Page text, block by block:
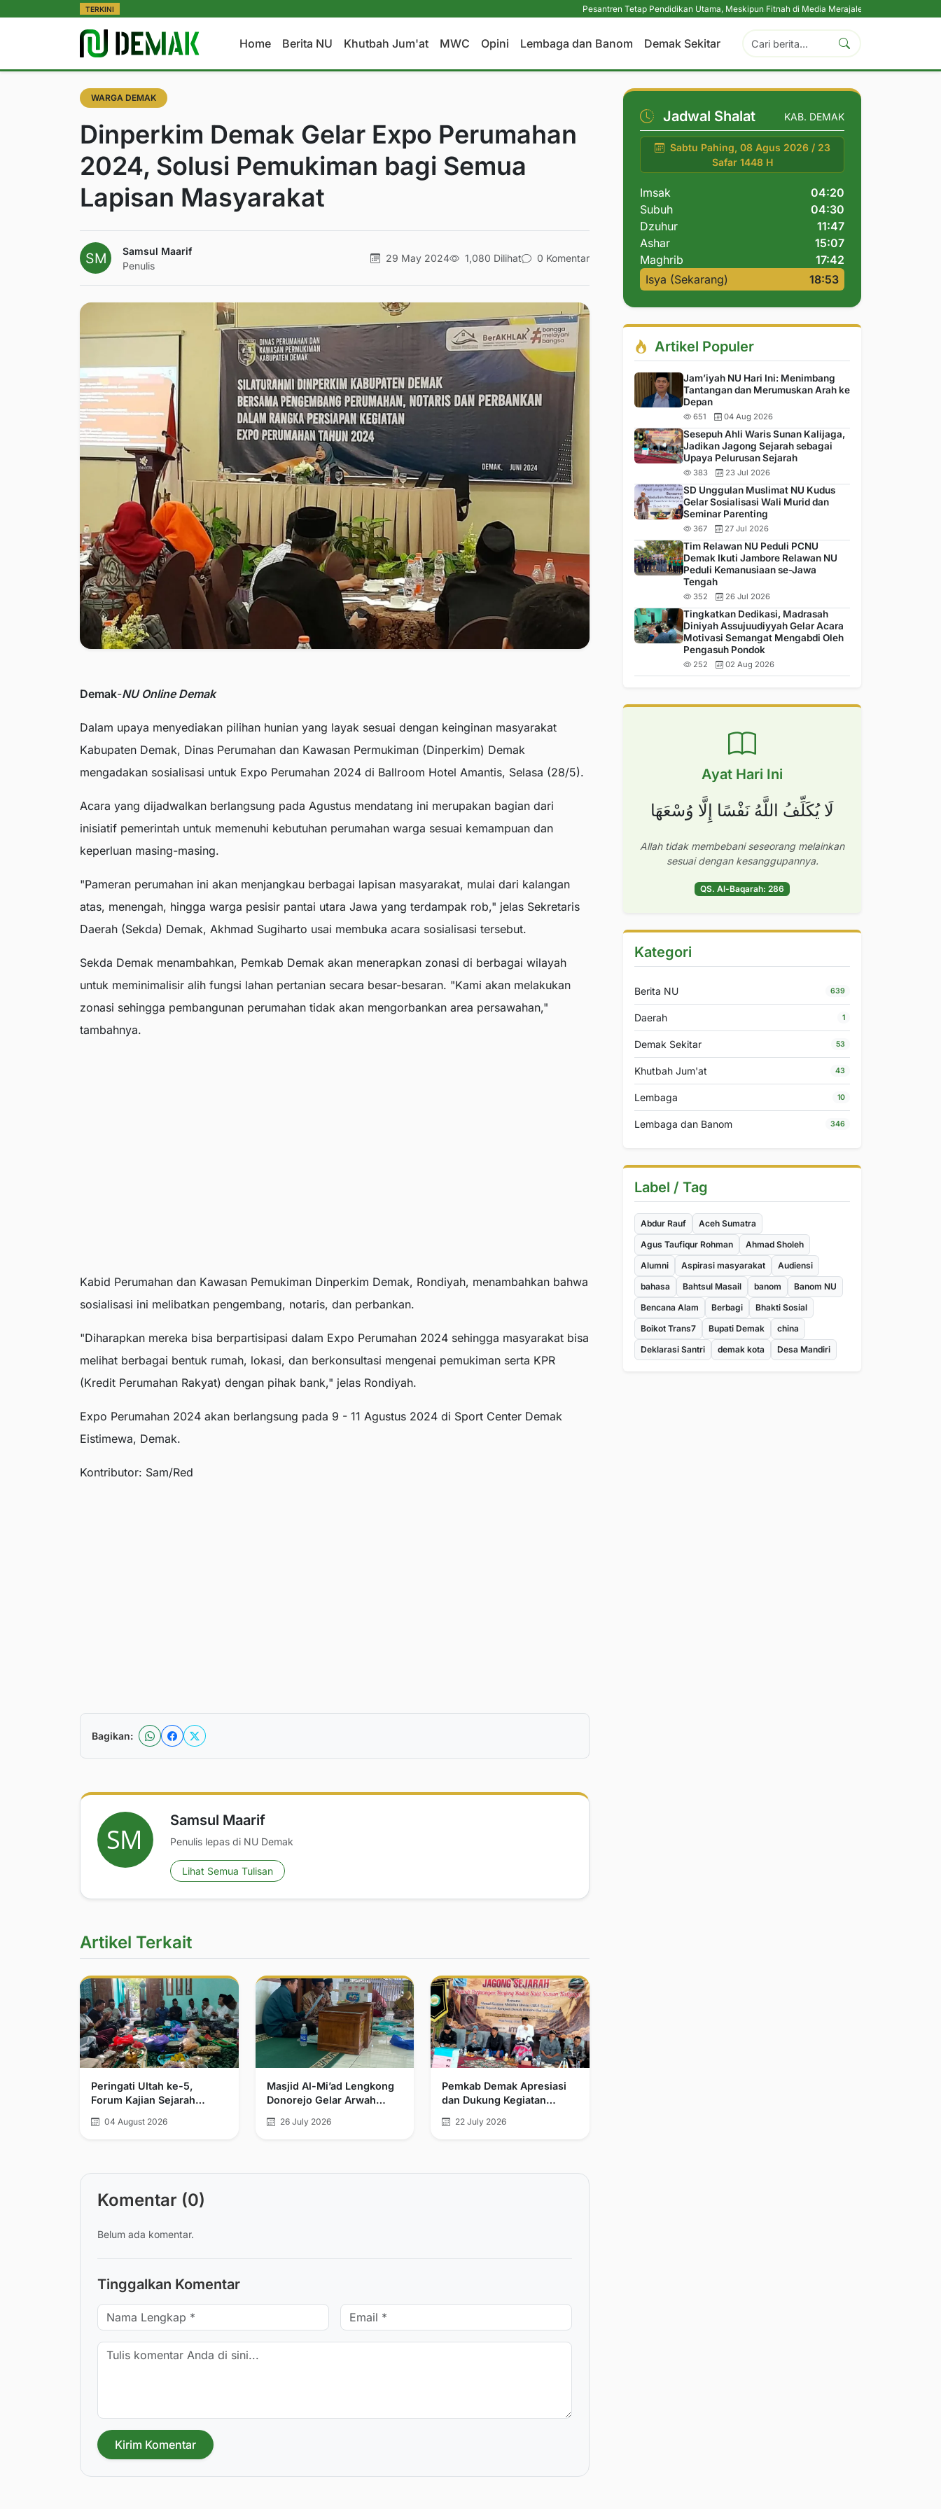
TERKINI Pesantren Tetap Pendidikan Utama, Meskipun Fitnah di Media Merajalela | Perkuat Komitmen
Home Berita NU Khutbah Jum'at MWC Opini Lembaga dan Banom Demak Sekitar
WARGA DEMAK
Dinperkim Demak Gelar Expo Perumahan
2024, Solusi Pemukiman bagi Semua
Lapisan Masyarakat
Samsul Maarif
Penulis
29 May 2024 1,080 Dilihat 0 Komentar
Demak-NU Online Demak
Dalam upaya menyediakan pilihan hunian yang layak sesuai dengan keinginan masyarakat
Kabupaten Demak, Dinas Perumahan dan Kawasan Permukiman (Dinperkim) Demak
mengadakan sosialisasi untuk Expo Perumahan 2024 di Ballroom Hotel Amantis, Selasa (28/5).
Acara yang dijadwalkan berlangsung pada Agustus mendatang ini merupakan bagian dari
inisiatif pemerintah untuk memenuhi kebutuhan perumahan warga sesuai kemampuan dan
keperluan masing-masing.
"Pameran perumahan ini akan menjangkau berbagai lapisan masyarakat, mulai dari kalangan
atas, menengah, hingga warga pesisir pantai utara Jawa yang terdampak rob," jelas Sekretaris
Daerah (Sekda) Demak, Akhmad Sugiharto usai membuka acara sosialisasi tersebut.
Sekda Demak menambahkan, Pemkab Demak akan menerapkan zonasi di berbagai wilayah
untuk meminimalisir alih fungsi lahan pertanian secara besar-besaran. "Kami akan melakukan
zonasi sehingga pembangunan perumahan tidak akan mengorbankan area persawahan,"
tambahnya.
Kabid Perumahan dan Kawasan Pemukiman Dinperkim Demak, Rondiyah, menambahkan bahwa
sosialisasi ini melibatkan pengembang, notaris, dan perbankan.
"Diharapkan mereka bisa berpartisipasi dalam Expo Perumahan 2024 sehingga masyarakat bisa
melihat berbagai bentuk rumah, lokasi, dan berkonsultasi mengenai pemukiman serta KPR
(Kredit Perumahan Rakyat) dengan pihak bank," jelas Rondiyah.
Expo Perumahan 2024 akan berlangsung pada 9 - 11 Agustus 2024 di Sport Center Demak
Eistimewa, Demak.
Kontributor: Sam/Red
Bagikan:
Samsul Maarif
Penulis lepas di NU Demak
Lihat Semua Tulisan
Artikel Terkait
Peringati Ultah ke-5,
Forum Kajian Sejarah
dan Walisongo Tegaskan
04 August 2026
Masjid Al-Mi’ad Lengkong
Donorejo Gelar Arwah
26 July 2026
Pemkab Demak Apresiasi
dan Dukung Kegiatan
22 July 2026
Komentar (0)
Belum ada komentar.
Tinggalkan Komentar
Kirim Komentar
Jadwal Shalat KAB. DEMAK
Sabtu Pahing, 08 Agus 2026 / 23
Safar 1448 H
Imsak
04:20
Subuh
04:30
Dzuhur
11:47
Ashar
15:07
Maghrib
17:42
Isya (Sekarang)
18:53
Artikel Populer
Jam’iyah NU Hari Ini: Menimbang
Tantangan dan Merumuskan Arah ke
Depan
651 04 Aug 2026
Sesepuh Ahli Waris Sunan Kalijaga,
Jadikan Jagong Sejarah sebagai
Upaya Pelurusan Sejarah
383 23 Jul 2026
SD Unggulan Muslimat NU Kudus
Gelar Sosialisasi Wali Murid dan
Seminar Parenting
367 27 Jul 2026
Tim Relawan NU Peduli PCNU
Demak Ikuti Jambore Relawan NU
Peduli Kemanusiaan se-Jawa
Tengah
352 26 Jul 2026
Tingkatkan Dedikasi, Madrasah
Diniyah Assujuudiyyah Gelar Acara
Motivasi Semangat Mengabdi Oleh
Pengasuh Pondok
252 02 Aug 2026
Ayat Hari Ini
لَا يُكَلِّفُ اللَّهُ نَفْسًا إِلَّا وُسْعَهَا
Allah tidak membebani seseorang melainkan
sesuai dengan kesanggupannya.
QS. Al-Baqarah: 286
Kategori
Berita NU 639
Daerah 1
Demak Sekitar 53
Khutbah Jum'at 43
Lembaga 10
Lembaga dan Banom 346
Label / Tag
Abdur Rauf
Aceh Sumatra
Agus Taufiqur Rohman
Ahmad Sholeh
Alumni
Aspirasi masyarakat
Audiensi
bahasa
Bahtsul Masail banom
Banom NU
Bencana Alam
Berbagi
Bhakti Sosial
Boikot Trans7
Bupati Demak
china
Deklarasi Santri
demak kota Desa Mandiri